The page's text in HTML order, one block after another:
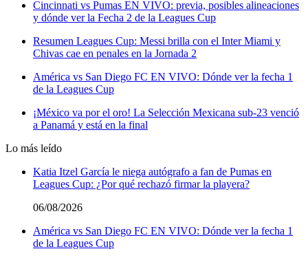
Cincinnati vs Pumas EN VIVO: previa, posibles alineaciones
y dónde ver la Fecha 2 de la Leagues Cup
Resumen Leagues Cup: Messi brilla con el Inter Miami y
Chivas cae en penales en la Jornada 2
América vs San Diego FC EN VIVO: Dónde ver la fecha 1
de la Leagues Cup
¡México va por el oro! La Selección Mexicana sub-23 venció
a Panamá y está en la final
Lo más leído
Katia Itzel García le niega autógrafo a fan de Pumas en
Leagues Cup: ¿Por qué rechazó firmar la playera?
06/08/2026
América vs San Diego FC EN VIVO: Dónde ver la fecha 1
de la Leagues Cup